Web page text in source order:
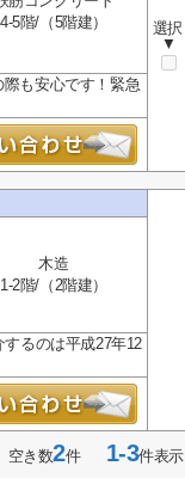
選択
▼
4-5階/（5階建）
も安心です！緊急
木造
1-2階/（2階建）
るのは平成27年12
空き数2件1-3件表示